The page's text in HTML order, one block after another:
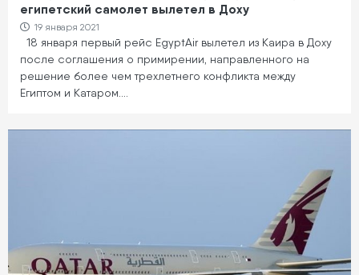
египетский самолет вылетел в Доху
19 января 2021
18 января первый рейс EgyptAir вылетел из Каира в Доху
после соглашения о примирении, направленного на
решение более чем трехлетнего конфликта между
Египтом и Катаром.…